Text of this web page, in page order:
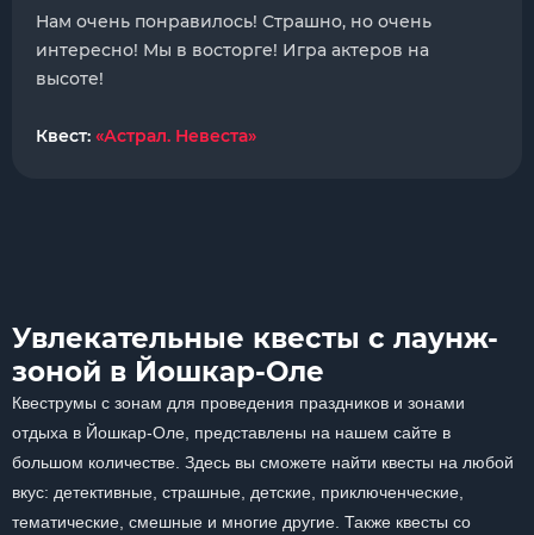
Нам очень понравилось! Страшно, но очень
интересно! Мы в восторге! Игра актеров на
высоте!
Квест: «Астрал. Невеста»
Увлекательные квесты с лаунж-
зоной в Йошкар-Оле
Квеструмы с зонам для проведения праздников и зонами
отдыха в Йошкар-Оле, представлены на нашем сайте в
большом количестве. Здесь вы сможете найти квесты на любой
вкус: детективные, страшные, детские, приключенческие,
тематические, смешные и многие другие. Также квесты со